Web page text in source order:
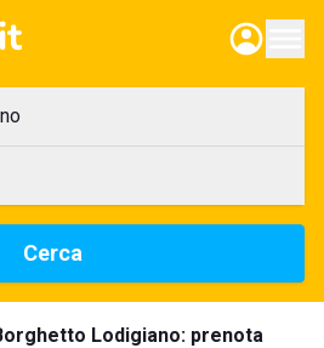
Cerca
Lodigiano: prenota